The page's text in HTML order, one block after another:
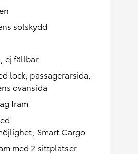
solskydd
ej fällbar
lock, passagerarsida,
ovansida
fram
Smart Cargo
med 2 sittplatser